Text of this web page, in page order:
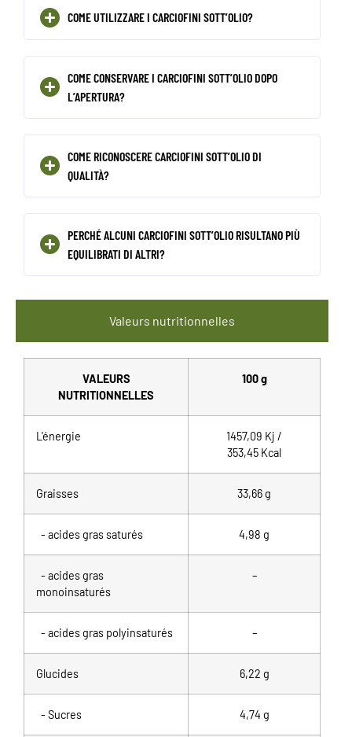
COME UTILIZZARE I CARCIOFINI SOTT’OLIO?
COME CONSERVARE I CARCIOFINI SOTT’OLIO DOPO
L’APERTURA?
COME RICONOSCERE CARCIOFINI SOTT’OLIO DI
QUALITÀ?
PERCHÉ ALCUNI CARCIOFINI SOTT’OLIO RISULTANO PIÙ
EQUILIBRATI DI ALTRI?
Valeurs nutritionnelles
VALEURS
NUTRITIONNELLES
100 g
L'énergie 1457,09 Kj /
353,45 Kcal
Graisses 33,66g
- acides gras saturés 4,98 g
- acides gras
monoinsaturés
–
- acides gras polyinsaturés –
Glucides 6,22 g
- Sucres 4,74 g